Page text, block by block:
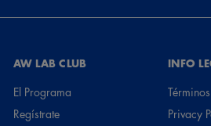
AW LAB CLUB
El Programa
Regístrate
INFO
Privacy